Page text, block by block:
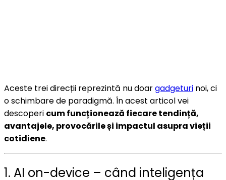
Aceste trei direcții reprezintă nu doargadgeturi noi, ci
o schimbare de paradigmă. În acest articol vei
descoperi cum funcționează fiecare tendință,
avantajele, provocările și impactul asupra vieții
cotidiene.
1. AI on-device – când inteligența